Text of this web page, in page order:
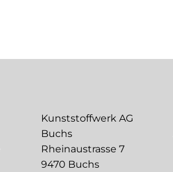
Kunststoffwerk AG
Buchs
Rheinaustrasse 7
9470 Buchs